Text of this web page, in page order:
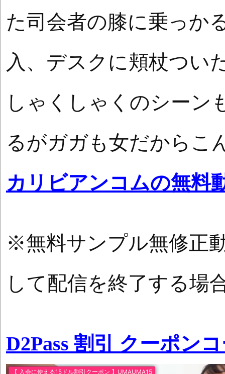
た司会者の膝に乗っか
入、デスクに頬杖つい
しゃくしゃくのシーン
るがガガも女だからこ
カリビアンコムの無料
※無料サンプル無修正
して配信を終了する場
D2Pass 割引 クーポン